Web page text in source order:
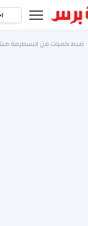
ضبط كميات من البسطرمة